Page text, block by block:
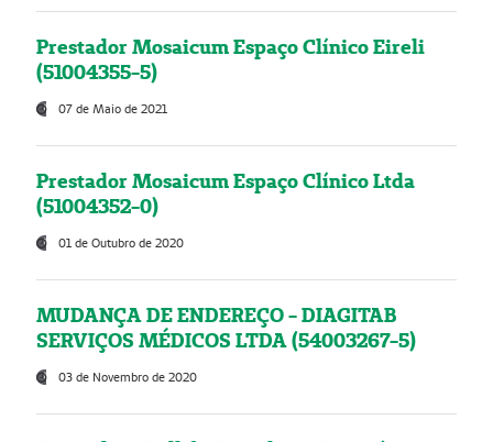
Prestador Mosaicum Espaço Clínico Eireli
(51004355-5)
07 de Maio de 2021
Prestador Mosaicum Espaço Clínico Ltda
(51004352-0)
01 de Outubro de 2020
MUDANÇA DE ENDEREÇO - DIAGITAB
SERVIÇOS MÉDICOS LTDA (54003267-5)
03 de Novembro de 2020